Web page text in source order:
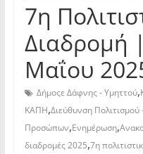
7η
Διαδρομή
Μαΐου
Δήμοςε Δάφνης - Υμηττού,
ΚΑΠΗ,Διεύθυνση Πολιτισμού
Προσώπων,Ενημέρωση,
διαδρομές 2025,7η